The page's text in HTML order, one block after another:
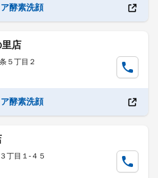
酵素洗顔
里店
５丁目２
酵素洗顔
丁目１-４５